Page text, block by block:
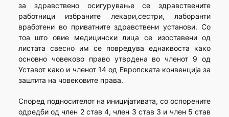
за здравствено осигурување се здравствените
работници избраните лекари,сестри, лаборанти
вработени во приватните здравствени установи. Со
тоа што овие медицински лица се изоставени од
листата свесно им се повредува еднаквоста како
основно човеково право утврдена во членот 9 од
Уставот како и членот 14 од Европската конвенција за
заштита на човековите права.
Според подносителот на иницијативата, со оспорените
одредби од член 2 став 4, член 3 став 3 и член 5 став